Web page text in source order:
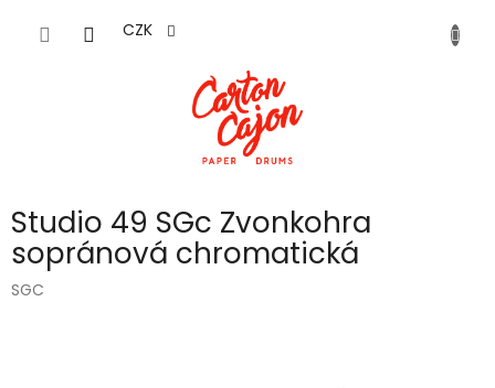
CZK
Studio 49 SGc Zvonkohra
sopránová chromatická
SGC